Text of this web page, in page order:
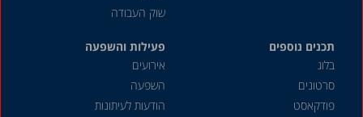
שוק העבודה
תכנים נוספים
בלוג
סרטונים
פודקאסט
פעילות והשפעה
אירועים
השפעה
הודעות לעיתונות